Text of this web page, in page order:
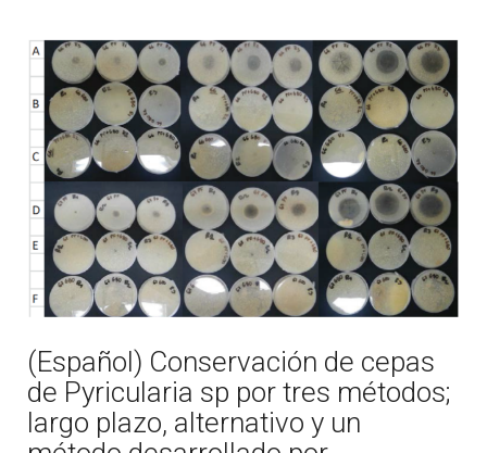
(Español) Conservación de cepas
de Pyricularia sp por tres métodos;
largo plazo, alternativo y un